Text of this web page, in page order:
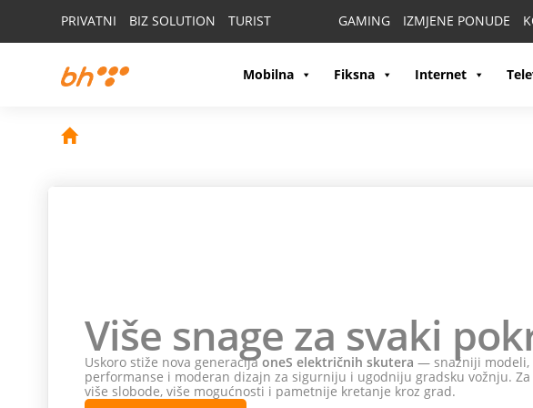
PRIVATNI BIZ SOLUTION TURIST GAMING IZMJENE PONUDE
Mobilna Fiksna Internet
Više snage za svaki
Uskoro stiže nova generacijaoneS električnih skutera — snažniji modeli,
performanse i moderan dizajn za sigurniju i ugodniju gradsku vožnju. Za
više slobode, više mogućnosti i pametnije kretanje kroz grad.